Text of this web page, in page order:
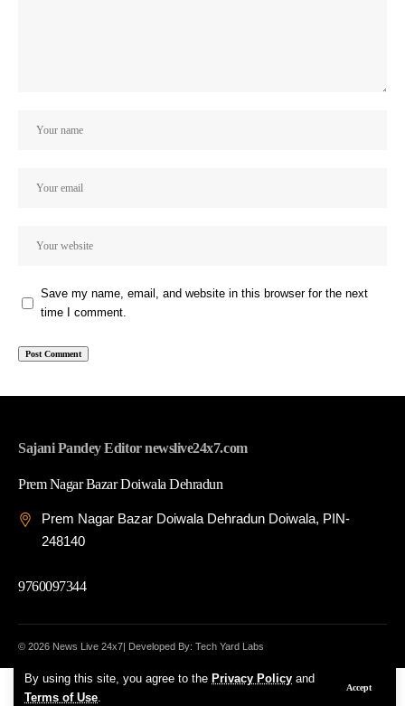
By using this site, you agree to the Privacy Policy and
Terms of Use.
Accept
Save my name, email, and website in this browser for the next
time I comment.
Sajani Pandey Editor newslive24x7.com
Prem Nagar Bazar Doiwala Dehradun
Prem Nagar Bazar Doiwala Dehradun Doiwala, PIN-
248140
9760097344
© 2026 News Live 24x7| Developed By: Tech Yard Labs